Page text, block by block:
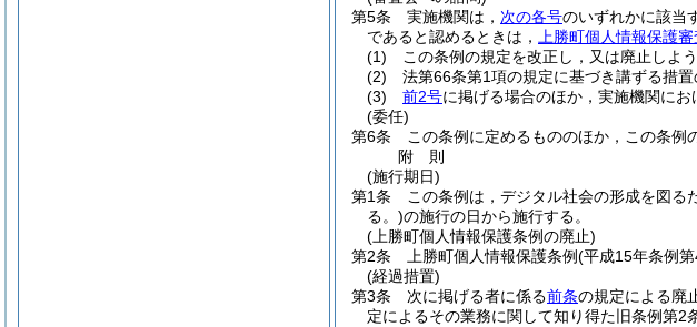
第5条
実施機関は， 次の各号のいずれかに該当
であると認めるときは，
上勝町個人情報保護
(1)
この条例の規定を改正し，又は廃止しよ
(2)
法第66条第1項の規定に基づき講ずる措
(3)
前2号に掲げる場合のほか，実施機関に
(委任)
第6条
この条例に定めるもののほか，この条例
附 則
(施行期日)
第1条
この条例は，デジタル社会の形成を図る
る。)の施行の日から施行する。
(上勝町個人情報保護条例の廃止)
第2条
上勝町個人情報保護条例(平成15年条例
(経過措置)
第3条
次に掲げる者に係る前条の規定による廃
定によるその業務に関して知り得た旧条例第2